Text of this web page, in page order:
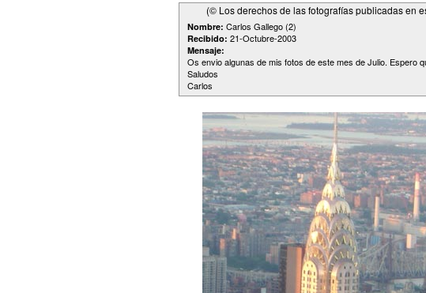
(© Los derechos de las fotografías publicadas en
Nombre: Carlos Gallego (2)
Recibido: 21-Octubre-2003
Mensaje:
Os envio algunas de mis fotos de este mes de Julio. Espero
Saludos
Carlos